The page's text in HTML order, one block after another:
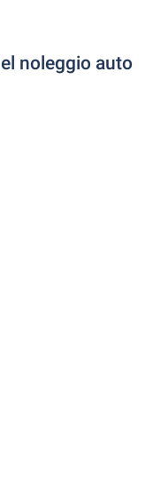
noleggio auto